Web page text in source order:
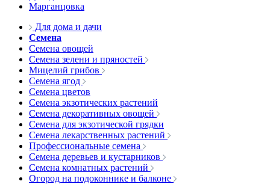
Марганцовка
Для дома и дачи
Семена
Семена овощей
Семена зелени и пряностей
Мицелий грибов
Семена ягод
Семена цветов
Семена экзотических растений
Семена декоративных овощей
Семена для экзотической грядки
Семена лекарственных растений
Профессиональные семена
Семена деревьев и кустарников
Семена комнатных растений
Огород на подоконнике и балконе